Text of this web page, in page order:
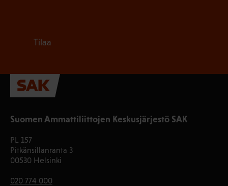
Suomen Ammattiliittojen Keskusjärjestö SAK
PL 157
Pitkänsillanranta 3
00530 Helsinki
020 774 000
Tilaa